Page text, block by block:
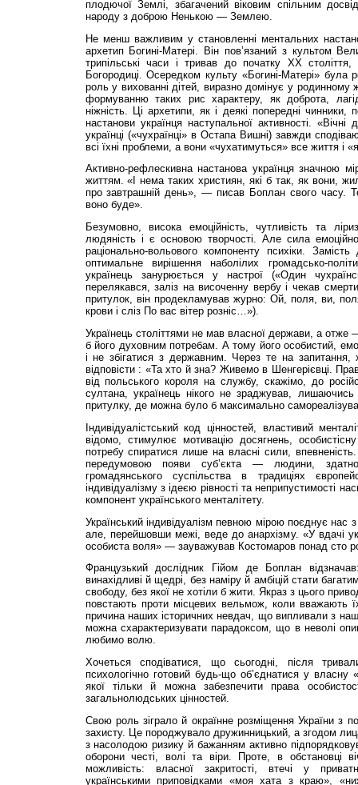
плодючої Землі, збагачений віковим спільним
народу з доброю Ненькою — Землею.
Не менш важливим у становленні ментальних
архетип Богині-Матері. Він пов’язаний з культом
трипільські часи і тривав до початку ХХ
Богородиці. Осередком культу «Богині-Матері» була
роль у вихованні дітей, виразно домінує у родинному
формуванню таких рис характеру, як доброта,
ніжність. Ці архетипи, як і деякі попередні чинники,
настанови українця наступальної активності. «Вічні
українці («чухраїнці» в Остапа Вишні) завжди
всі їхні проблеми, а вони «чухатимуться» все життя і
Активно-рефлескивна настанова українця значною
життям. «І нема таких християн, які б так, як вони,
про завтрашній день», — писав Боплан свого часу.
воно буде».
Безумовно, висока емоційність, чутливість та
людяність і є основою творчості. Але сила
раціонально-вольового компоненту психіки.
оптимальне вирішення наболілих громадсько-
українець занурюється у настрої («Один
перелякався, заліз на височенну вербу і чекав
притулок, він продекламував журно: Ой, поля, ви,
крови і сліз По вас вітер розніс…»).
Українець століттями не мав власної держави, а отже
б його духовним потребам. А тому його особистий,
і не збігатися з державним. Через те на
відповісти : «Та хто й зна? Живемо в Шенгерієвці.
від польського короля на службу, скажімо, до
султана, українець нікого не зраджував,
притулку, де можна було б максимально
Індивідуалістський код цінностей, властивий
відомо, стимулює мотивацію досягнень,
потребу спиратися лише на власні сили,
передумовою появи суб’єкта — людини,
громадянського суспільства в традиціях
індивідуалізму з ідеєю рівності та неприпустимості
компонент українського менталітету.
Український індивідуалізм певною мірою поєднує нас
але, перейшовши межі, веде до анархізму. «У вдачі
особиста воля» — зауважував Костомаров понад сто
Французький дослідник Гійом де Боплан
винахідливі й щедрі, без наміру й амбіцій стати
свободу, без якої не хотіли б жити. Якраз з цього
повстають проти місцевих вельмож, коли вважають
причина наших історичних невдач, що випливали з
можна схарактеризувати парадоксом, що в неволі
любимо волю.
Хочеться сподіватися, що сьогодні, після
психологічно готовий будь-що об’єднатися у
якої тільки й можна забезпечити права
загальнолюдських цінностей.
Свою роль зіграло й окраїнне розміщення України з
захисту. Це породжувало дружинницький, а згодом
з насолодою ризику й бажанням активно
оборони честі, волі та віри. Проте, в обстановці
можливість: власної закритості, втечі у
українськими приповідками «моя хата з краю»,